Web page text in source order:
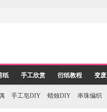
纸 手工欣赏 衍纸教程 变
手工皂DIY 蜡烛DIY 串珠编织